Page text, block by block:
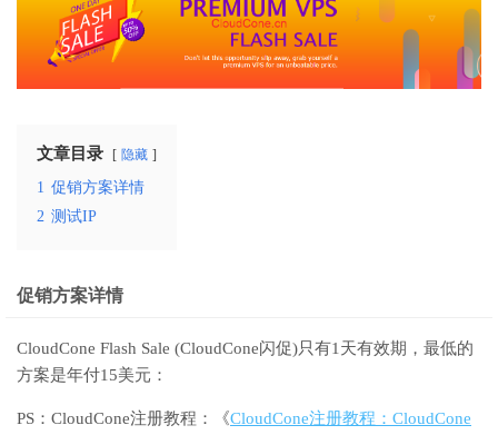
文章目录 隐藏
1 促销方案详情
2 测试IP
促销方案详情
CloudCone Flash Sale (CloudCone闪促)只有1天有效期，最低的
方案是年付15美元：
PS：CloudCone注册教程：《CloudCone注册教程：CloudCone